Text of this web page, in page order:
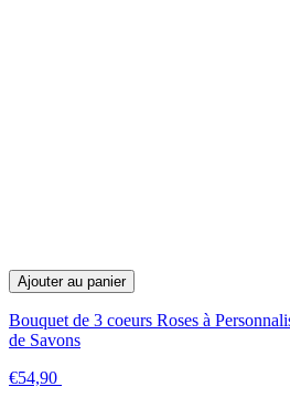
Ajouter au panier
Bouquet de 3 coeurs Roses à
de Savons
€54,90